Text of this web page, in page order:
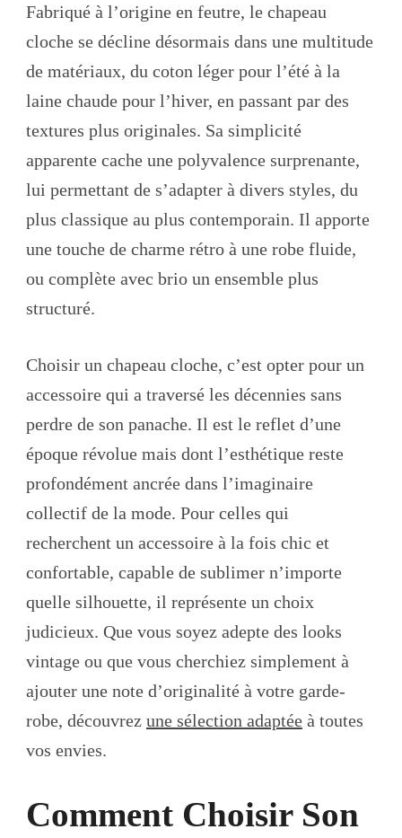
Fabriqué à l’origine en feutre, le chapeau
cloche se décline désormais dans une multitude
de matériaux, du coton léger pour l’été à la
laine chaude pour l’hiver, en passant par des
textures plus originales. Sa simplicité
apparente cache une polyvalence surprenante,
lui permettant de s’adapter à divers styles, du
plus classique au plus contemporain. Il apporte
une touche de charme rétro à une robe fluide,
ou complète avec brio un ensemble plus
structuré.
Choisir un chapeau cloche, c’est opter pour un
accessoire qui a traversé les décennies sans
perdre de son panache. Il est le reflet d’une
époque révolue mais dont l’esthétique reste
profondément ancrée dans l’imaginaire
collectif de la mode. Pour celles qui
recherchent un accessoire à la fois chic et
confortable, capable de sublimer n’importe
quelle silhouette, il représente un choix
judicieux. Que vous soyez adepte des looks
vintage ou que vous cherchiez simplement à
ajouter une note d’originalité à votre garde-
robe, découvrez une sélection adaptée à toutes
vos envies.
Comment Choisir Son